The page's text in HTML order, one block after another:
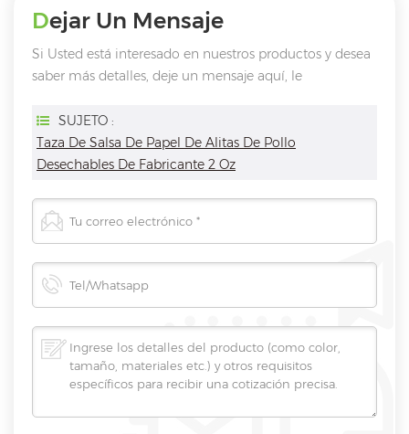
Dejar Un Mensaje
Si Usted está interesado en nuestros productos y desea
saber más detalles, deje un mensaje aquí, le
puedamos.
SUJETO :
Taza De Salsa De Papel De Alitas De Pollo
Desechables De Fabricante 2 Oz